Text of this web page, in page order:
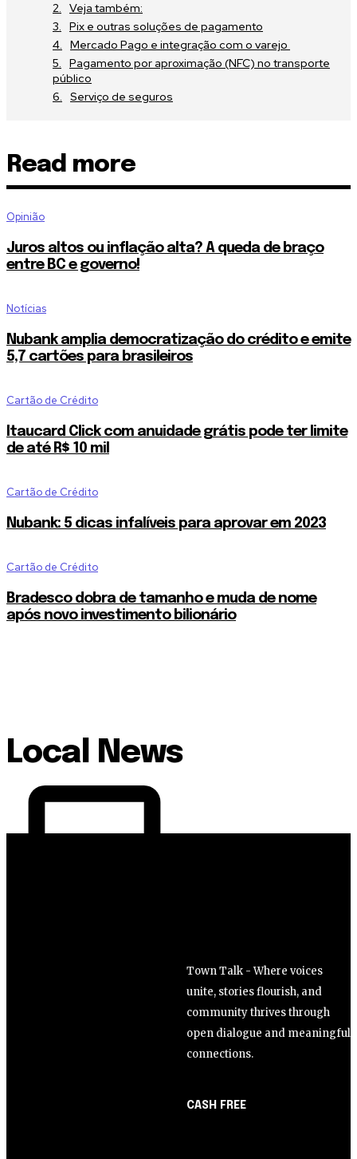
Veja também:
Pix e outras soluções de pagamento
Mercado Pago e integração com o varejo
Pagamento por aproximação (NFC) no transporte
público
Serviço de seguros
Read more
Opinião
Juros altos ou inflação alta? A queda de braço
entre BC e governo!
Notícias
Nubank amplia democratização do crédito e emite
5,7 cartões para brasileiros
Cartão de Crédito
Itaucard Click com anuidade grátis pode ter limite
de até R$ 10 mil
Cartão de Crédito
Nubank: 5 dicas infalíveis para aprovar em 2023
Cartão de Crédito
Bradesco dobra de tamanho e muda de nome
após novo investimento bilionário
Local News
Town Talk - Where voices
unite, stories flourish, and
community thrives through
open dialogue and meaningful
connections.
CASH FREE